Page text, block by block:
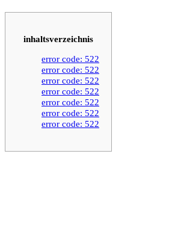
inhaltsverzeichnis
error code: 522
error code: 522
error code: 522
error code: 522
error code: 522
error code: 522
error code: 522